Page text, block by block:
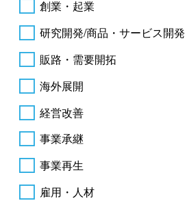
創業・起業
研究開発/商品・サービス開発
販路・需要開拓
海外展開
経営改善
事業承継
事業再生
雇用・人材